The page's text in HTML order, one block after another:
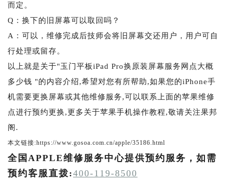
而定。
Q：换下的旧屏幕可以取回吗？
A：可以，维修完成后技师会将旧屏幕交还用户，用户可自
行处理或留存。
以上就是关于"玉门平板iPad Pro换原装屏幕服务网点大概
多少钱 "的内容介绍,希望对您有所帮助,如果您的iPhone手
机需要更换屏幕或其他维修服务,可以联系上面的苹果维修
点进行预约更换,更多关于苹果手机操作教程,敬请关注果邦
阁.
本文链接:https://www.gosoa.com.cn/apple/35186.html
全国APPLE维修服务中心提供预约服务，如需
预约客服直拨:400-119-8500